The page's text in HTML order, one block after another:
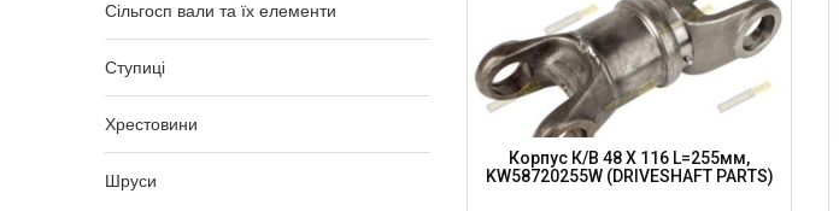
Сільгосп вали та їх елементи
Ступиці
Хрестовини
Шруси
Корпус К/в 39.7 X 115.9 L=180мм,
KW1510180W (DRIVESHAFT PARTS)
Корпус К/в 48 X 116 L=255мм,
KW58720255W (DRIVESHAFT PARTS)